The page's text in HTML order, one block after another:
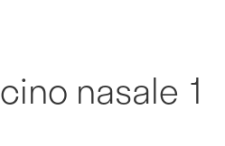
nasale 1